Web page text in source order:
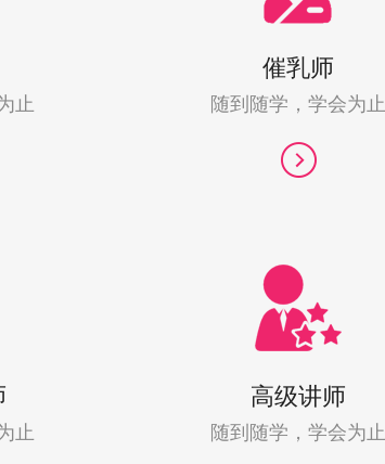
止
催乳师
随到随学，学会为止
止
高级讲师
随到随学，学会为止